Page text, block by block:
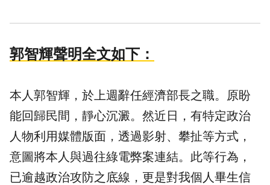
郭智輝聲明全文如下：
本人郭智輝，於上週辭任經濟部長之職。原盼
能回歸民間，靜心沉澱。然近日，有特定政治
人物利用媒體版面，透過影射、攀扯等方式，
意圖將本人與過往綠電弊案連結。此等行為，
已逾越政治攻防之底線，更是對我個人畢生信